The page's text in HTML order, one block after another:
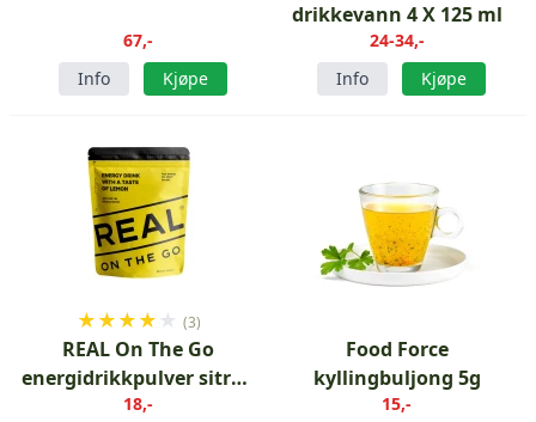
67,-
Info
Kjøpe
drikkevann 4 X 125 ml
24-34,-
Info
Kjøpe
★★★★ ★ (3)
REAL On The Go
energidrikkpulver sitron
30 g
18,-
Food Force
kyllingbuljong 5g
15,-